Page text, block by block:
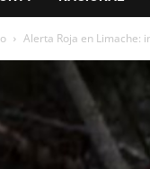
Alerta Roja en Limache: